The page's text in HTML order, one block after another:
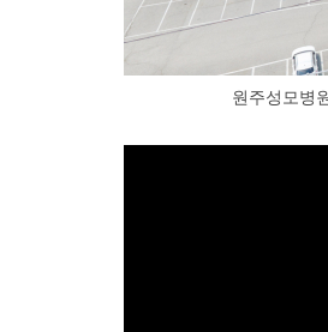
원주성모병